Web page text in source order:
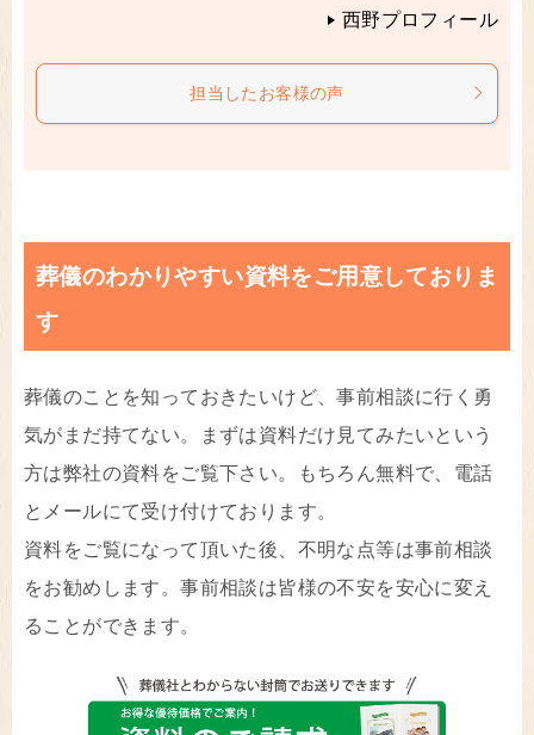
西野プロフィール
担当したお客様の声
葬儀のわかりやすい資料をご用意しておりま
す
葬儀のことを知っておきたいけど、事前相談に行く勇
気がまだ持てない。まずは資料だけ見てみたいという
方は弊社の資料をご覧下さい。もちろん無料で、電話
とメールにて受け付けております。
資料をご覧になって頂いた後、不明な点等は事前相談
をお勧めします。事前相談は皆様の不安を安心に変え
ることができます。